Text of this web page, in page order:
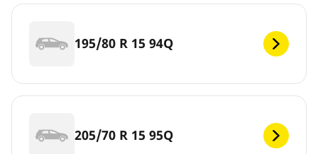
195/80 R 15 94Q
205/70 R 15 95Q